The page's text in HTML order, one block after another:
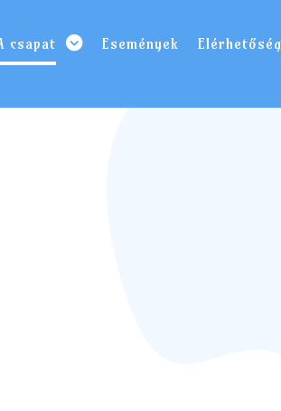
csapat Események Elérhetőség